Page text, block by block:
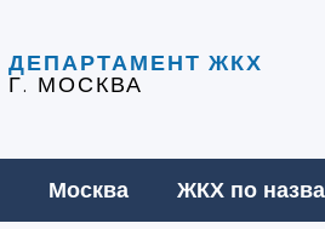
ДЕПАРТАМЕНТ ЖКХ
Г. МОСКВА
Москва ЖКХ по